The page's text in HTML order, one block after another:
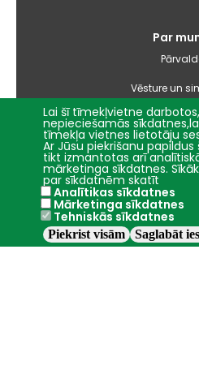
Par
Vēsture un
Studiju virzienu pārskati un
Nāc
Lai šī tīmekļvietne
nepieciešamās
tīmekļa vietnes lietotāju
Ar Jūsu piekrišanu
tikt izmantotas arī
mārketinga sīkdatnes.
par sīkdatnēm skatīt
Analītikas sīkdatnes
Mārketinga sīkdatnes
Tehniskās sīkdatnes
Saglabāt
Piekrist visām